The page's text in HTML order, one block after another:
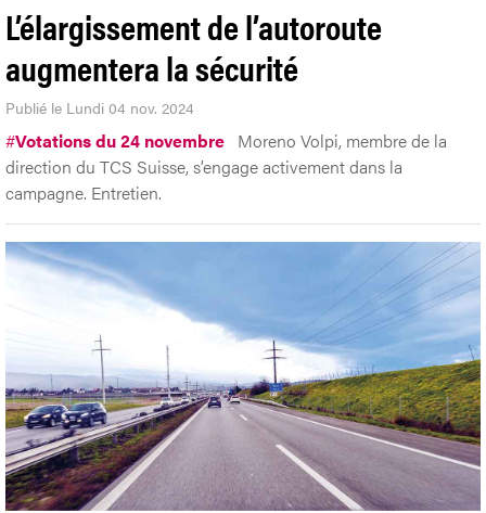
L’élargissement de l’autoroute
augmentera la sécurité
Publié le Lundi 04 nov. 2024
#Votations du 24 novembre Moreno Volpi, membre de la
direction du TCS Suisse, s’engage activement dans la
campagne. Entretien.